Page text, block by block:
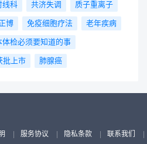
线科 共济失调 质子重离子
博 免疫细胞疗法 老年疾病
体检必须要知道的事
批上市 肺腺癌
服务协议 隐私条款 联系我们